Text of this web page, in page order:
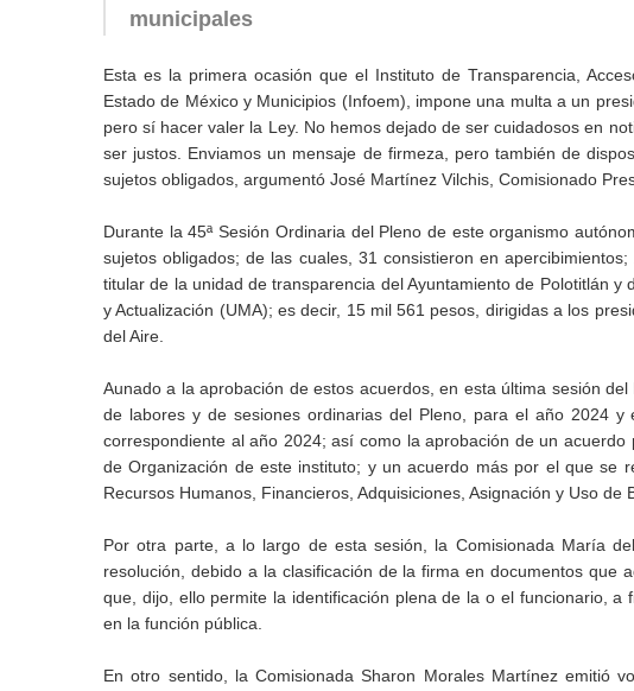
municipales
Esta es la primera ocasión que el Instituto de Transparencia,
Estado de México y Municipios (Infoem), impone una multa a un
pero sí hacer valer la Ley. No hemos dejado de ser cuidadosos en
ser justos. Enviamos un mensaje de firmeza, pero también de
sujetos obligados, argumentó José Martínez Vilchis, Comisionado
Durante la 45ª Sesión Ordinaria del Pleno de este organismo
sujetos obligados; de las cuales, 31 consistieron en
titular de la unidad de transparencia del Ayuntamiento de Polotitlán
y Actualización (UMA); es decir, 15 mil 561 pesos, dirigidas a los
del Aire.
Aunado a la aprobación de estos acuerdos, en esta última sesión
de labores y de sesiones ordinarias del Pleno, para el año 2024
correspondiente al año 2024; así como la aprobación de un
de Organización de este instituto; y un acuerdo más por el que se
Recursos Humanos, Financieros, Adquisiciones, Asignación y Uso
Por otra parte, a lo largo de esta sesión, la Comisionada María
resolución, debido a la clasificación de la firma en documentos que
que, dijo, ello permite la identificación plena de la o el funcionario,
en la función pública.
En otro sentido, la Comisionada Sharon Morales Martínez emitió